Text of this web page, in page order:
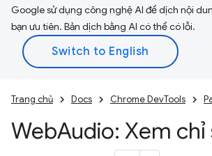
Google sử dụng công nghệ AI để dịch nội
bạn ưu tiên. Bản dịch bằng AI có thể có lỗi.
Trang chủ Docs Chrome DevTools
WebAudio: Xem chỉ